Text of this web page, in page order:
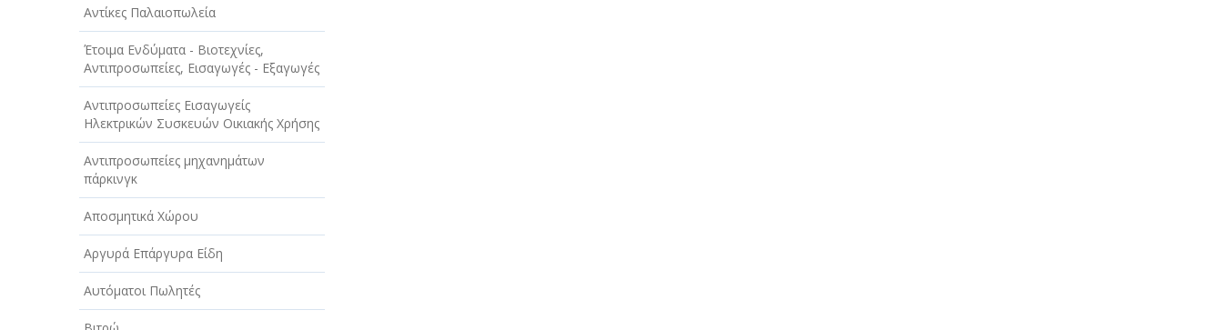
Αντίκες Παλαιοπωλεία
Έτοιμα Ενδύματα - Βιοτεχνίες,
Αντιπροσωπείες, Εισαγωγές - Εξαγωγές
Αντιπροσωπείες Εισαγωγείς
Ηλεκτρικών Συσκευών Οικιακής Χρήσης
Αντιπροσωπείες μηχανημάτων
πάρκινγκ
Αποσμητικά Χώρου
Αργυρά Επάργυρα Είδη
Αυτόματοι Πωλητές